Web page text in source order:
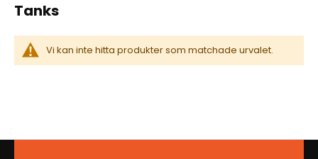
Tanks
Vi kan inte hitta produkter som matchade urvalet.